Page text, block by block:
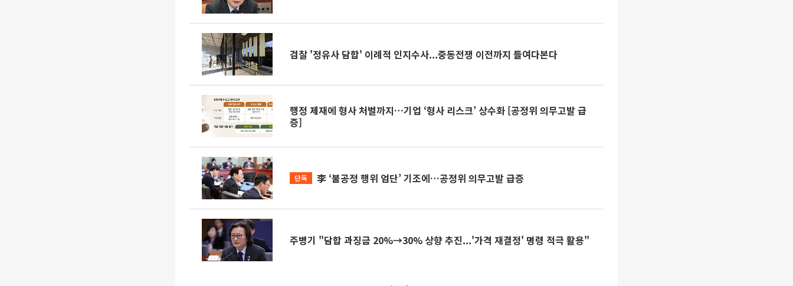
검찰 '정유사 담합' 이례적 인지수사...중동전쟁 이전까지 들여다본다
행정 제재에 형사 처벌까지…기업 ‘형사 리스크’ 상수화 [공정위 의무고발 급
증]
단독 李 ‘불공정 행위 엄단’ 기조에…공정위 의무고발 급증
주병기 "담합 과징금 20%→30% 상향 추진...'가격 재결정' 명령 적극 활용"